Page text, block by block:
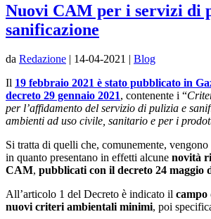
Nuovi CAM per i servizi di
sanificazione
da Redazione | 14-04-2021 | Blog
Il 19 febbraio 2021 è stato pubblicato in
decreto 29 gennaio 2021, contenente i “
per l’affidamento del servizio di pulizia e
ambienti ad uso civile, sanitario e per i
Si tratta di quelli che, comunemente,
in quanto presentano in effetti alcune novità
CAM, pubblicati con il decreto 24 maggio
All’articolo 1 del Decreto è indicato il campo
nuovi criteri ambientali minimi, poi